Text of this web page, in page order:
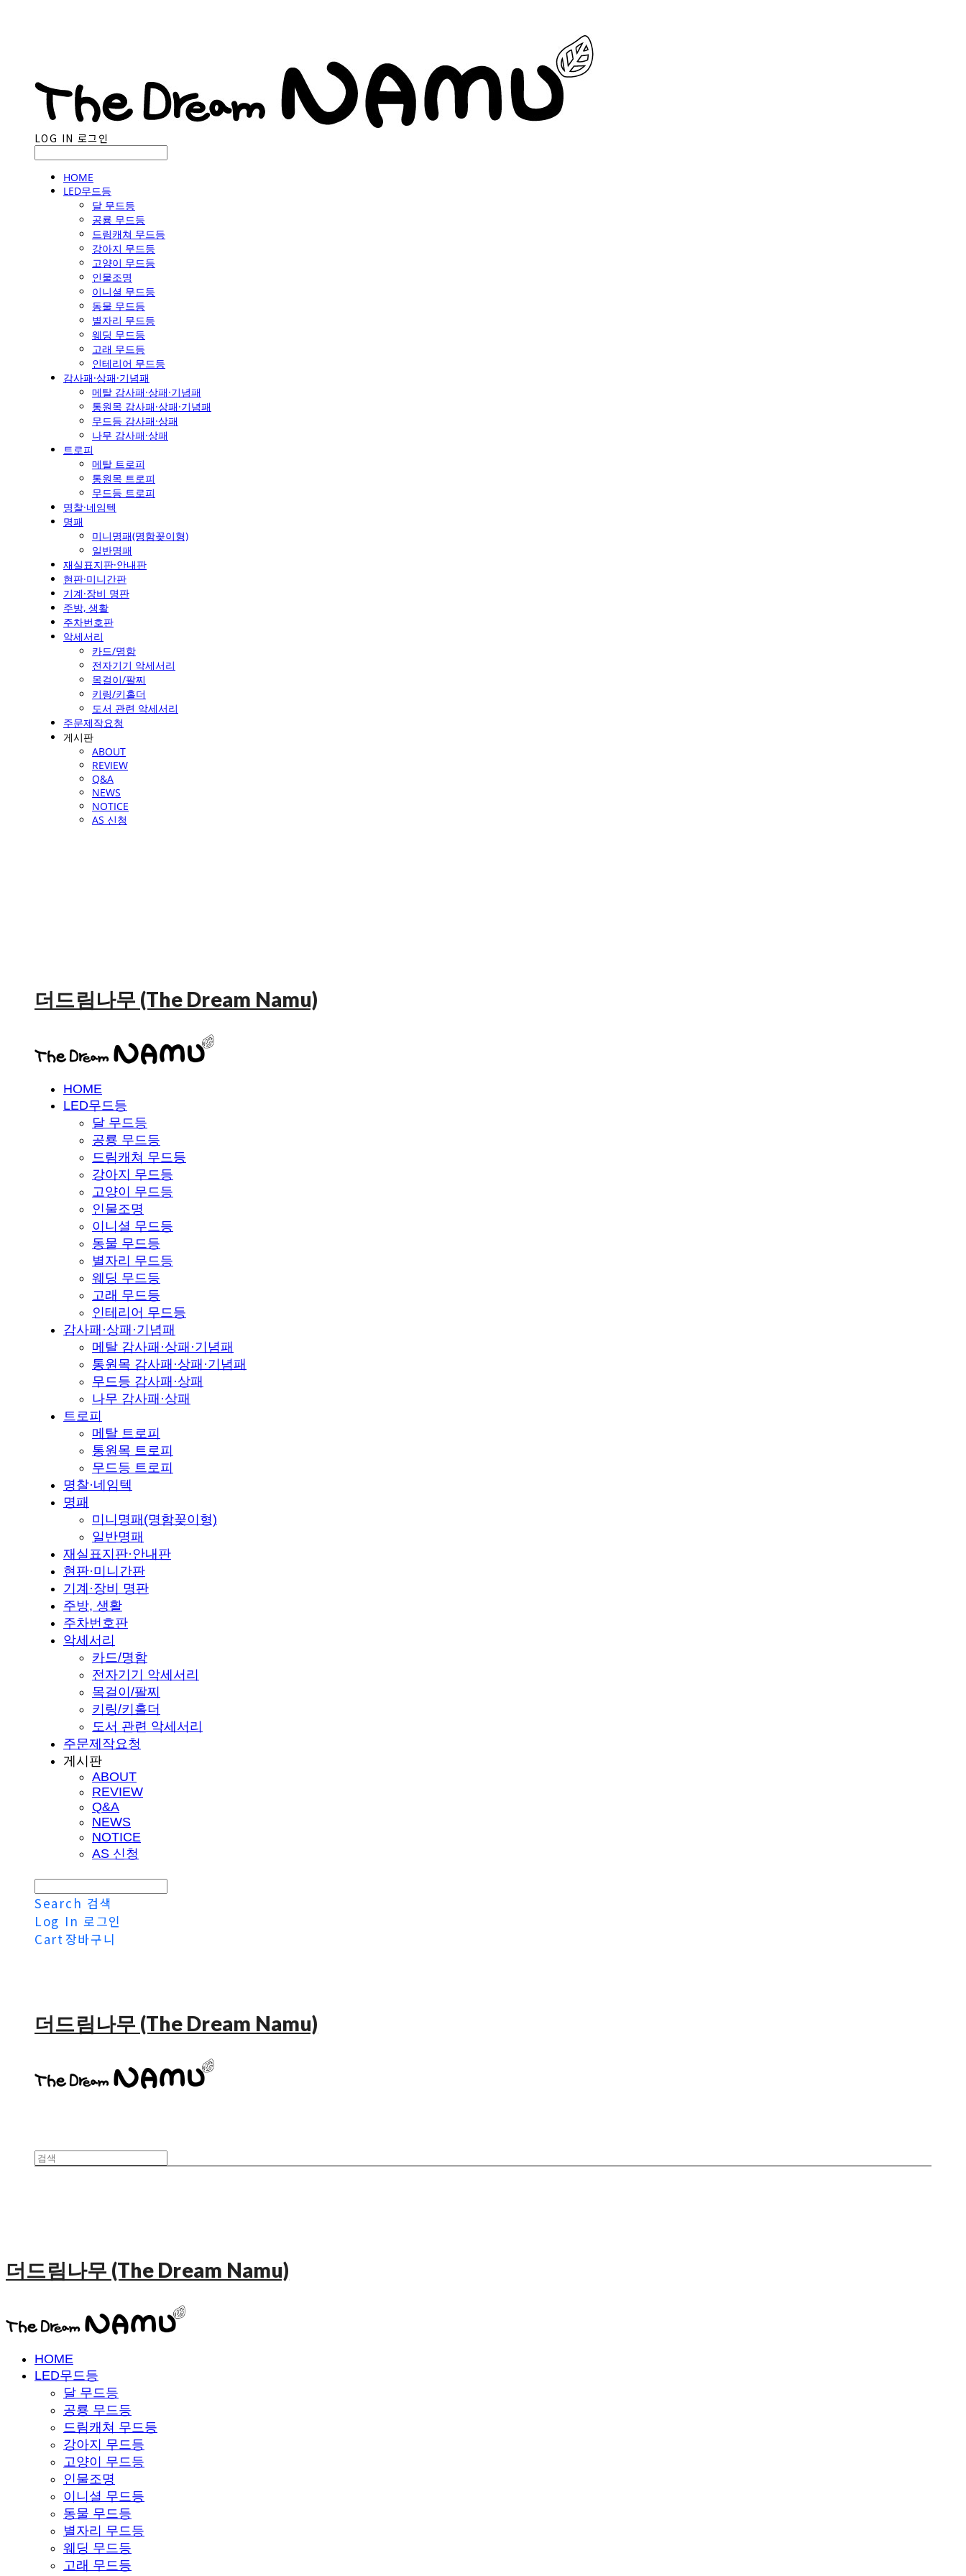
LOG IN 로그인
HOME
LED무드등
달 무드등
공룡 무드등
드림캐쳐 무드등
강아지 무드등
고양이 무드등
인물조명
이니셜 무드등
동물 무드등
별자리 무드등
웨딩 무드등
고래 무드등
인테리어 무드등
감사패·상패·기념패
메탈 감사패·상패·기념패
통원목 감사패·상패·기념패
무드등 감사패·상패
나무 감사패·상패
트로피
메탈 트로피
통원목 트로피
무드등 트로피
명찰·네임텍
명패
미니명패(명함꽂이형)
일반명패
재실표지판·안내판
현판·미니간판
기계·장비 명판
주방, 생활
주차번호판
악세서리
카드/명함
전자기기 악세서리
목걸이/팔찌
키링/키홀더
도서 관련 악세서리
주문제작요청
게시판
ABOUT
REVIEW
Q&A
NEWS
NOTICE
AS 신청
더드림나무 (The Dream Namu)
HOME
LED무드등
달 무드등
공룡 무드등
드림캐쳐 무드등
강아지 무드등
고양이 무드등
인물조명
이니셜 무드등
동물 무드등
별자리 무드등
웨딩 무드등
고래 무드등
인테리어 무드등
감사패·상패·기념패
메탈 감사패·상패·기념패
통원목 감사패·상패·기념패
무드등 감사패·상패
나무 감사패·상패
트로피
메탈 트로피
통원목 트로피
무드등 트로피
명찰·네임텍
명패
미니명패(명함꽂이형)
일반명패
재실표지판·안내판
현판·미니간판
기계·장비 명판
주방, 생활
주차번호판
악세서리
카드/명함
전자기기 악세서리
목걸이/팔찌
키링/키홀더
도서 관련 악세서리
주문제작요청
게시판
ABOUT
REVIEW
Q&A
NEWS
NOTICE
AS 신청
Search 검색
Log In 로그인
Cart 장바구니
더드림나무 (The Dream Namu)
더드림나무 (The Dream Namu)
HOME
LED무드등
달 무드등
공룡 무드등
드림캐쳐 무드등
강아지 무드등
고양이 무드등
인물조명
이니셜 무드등
동물 무드등
별자리 무드등
웨딩 무드등
고래 무드등